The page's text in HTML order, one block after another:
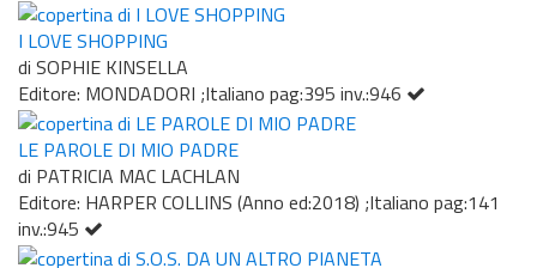
I LOVE SHOPPING
di SOPHIE KINSELLA
Editore: MONDADORI ;Italiano pag:395 inv.:946
LE PAROLE DI MIO PADRE
di PATRICIA MAC LACHLAN
Editore: HARPER COLLINS (Anno ed:2018) ;Italiano pag:141
inv.:945